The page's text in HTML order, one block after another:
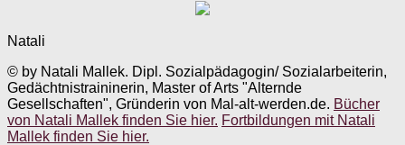
Natali
© by Natali Mallek. Dipl. Sozialpädagogin/ Sozialarbeiterin,
Gedächtnistraininerin, Master of Arts "Alternde
Gesellschaften", Gründerin von Mal-alt-werden.de. Bücher
von Natali Mallek finden Sie hier. Fortbildungen mit Natali
Mallek finden Sie hier.